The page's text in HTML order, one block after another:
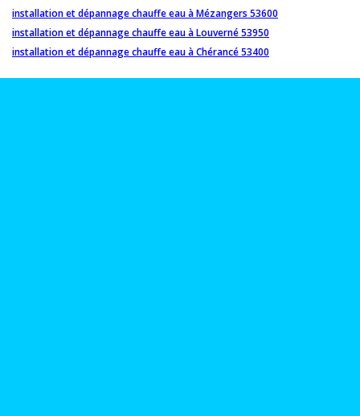
installation et dépannage chauffe eau à Mézangers 53600
installation et dépannage chauffe eau à Louverné 53950
installation et dépannage chauffe eau à Chérancé 53400